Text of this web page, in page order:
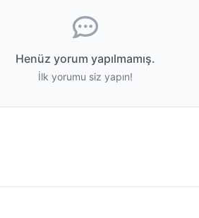
Henüz yorum yapılmamış.
İlk yorumu siz yapın!